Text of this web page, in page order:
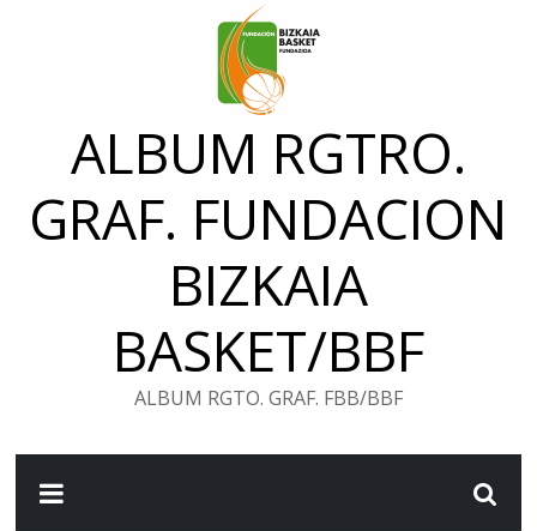
ALBUM RGTRO.
GRAF. FUNDACION
BIZKAIA
BASKET/BBF
ALBUM RGTO. GRAF. FBB/BBF